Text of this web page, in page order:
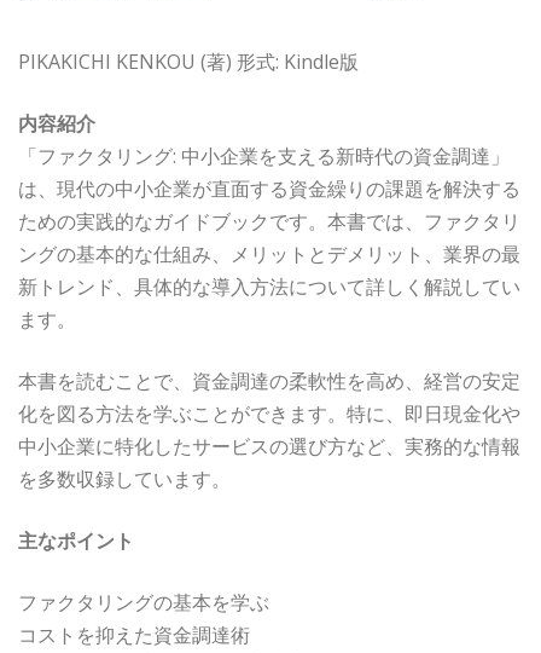
PIKAKICHI KENKOU (著) 形式: Kindle版
内容紹介
「ファクタリング: 中小企業を支える新時代の資金調達」
は、現代の中小企業が直面する資金繰りの課題を解決する
ための実践的なガイドブックです。本書では、ファクタリ
ングの基本的な仕組み、メリットとデメリット、業界の最
新トレンド、具体的な導入方法について詳しく解説してい
ます。
本書を読むことで、資金調達の柔軟性を高め、経営の安定
化を図る方法を学ぶことができます。特に、即日現金化や
中小企業に特化したサービスの選び方など、実務的な情報
を多数収録しています。
主なポイント
ファクタリングの基本を学ぶ
コストを抑えた資金調達術